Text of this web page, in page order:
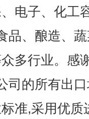
电子、化工
品、酿造、
多行业。感
司的所有出
准,采用优